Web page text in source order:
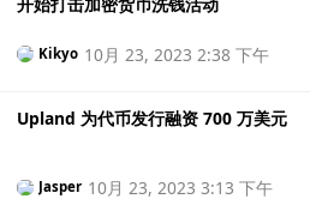
Kikyo 10月 23, 2023 2:38 下午
Upland 为代币发行融资 700 万美元
Jasper 10月 23, 2023 3:13 下午